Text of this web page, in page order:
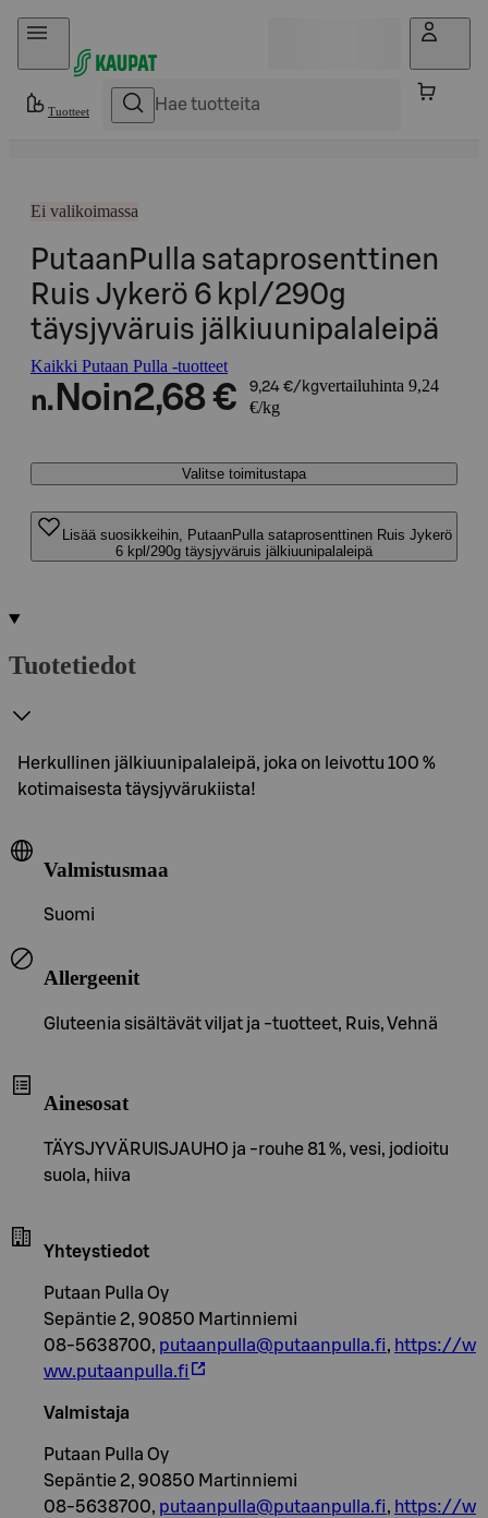
Hyppää sisältöön
Tuotteet
Ei valikoimassa
PutaanPulla sataprosenttinen
Ruis Jykerö 6 kpl/290g
täysjyväruis jälkiuunipalaleipä
Kaikki Putaan Pulla -tuotteet
n. Noin2,68 € 9,24 €/kgvertailuhinta 9,24
€/kg
Valitse toimitustapa
Lisää suosikkeihin, PutaanPulla sataprosenttinen Ruis Jykerö
6 kpl/290g täysjyväruis jälkiuunipalaleipä
Tuotetiedot
Herkullinen jälkiuunipalaleipä, joka on leivottu 100 %
kotimaisesta täysjyvärukiista!
Valmistusmaa
Suomi
Allergeenit
Gluteenia sisältävät viljat ja -tuotteet, Ruis, Vehnä
Ainesosat
TÄYSJYVÄRUISJAUHO ja -rouhe 81 %, vesi, jodioitu
suola, hiiva
Yhteystiedot
Putaan Pulla Oy
Sepäntie 2, 90850 Martinniemi
08-5638700, putaanpulla@putaanpulla.fi, https://w
ww.putaanpulla.fi
Valmistaja
Putaan Pulla Oy
Sepäntie 2, 90850 Martinniemi
08-5638700, putaanpulla@putaanpulla.fi, https://w